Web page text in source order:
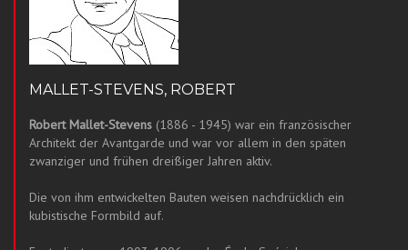
MALLET-STEVENS, ROBERT
Robert Mallet-Stevens (1886 - 1945) war ein französischer
Architekt der Avantgarde und war vor allem in den späten
zwanziger und frühen dreißiger Jahren aktiv.
Die von ihm entwickelten Bauten weisen nachdrücklich ein
kubistische Formbild auf.